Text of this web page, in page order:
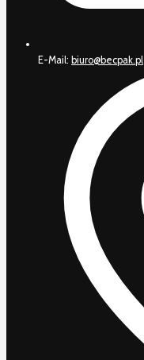
E-Mail: biuro@becpak.pl